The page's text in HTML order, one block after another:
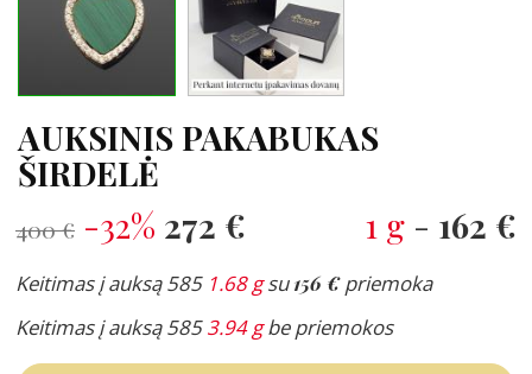
AUKSINIS PAKABUKAS
ŠIRDELĖ
400 € -32% 272 € 1 g - 162 €
Keitimas į auksą 585 1.68 gsu156 €priemoka
Keitimas į auksą 5853.94 gbe priemokos